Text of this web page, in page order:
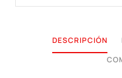
DESCRIPCIÓN